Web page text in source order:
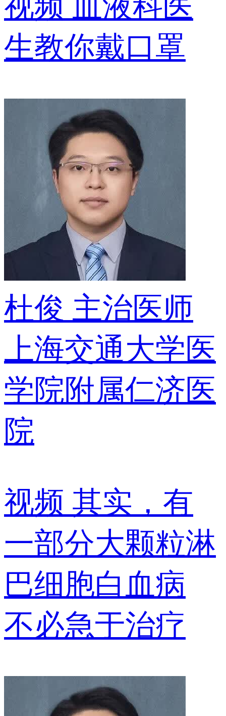
视频 血液科医
生教你戴口罩
杜俊 主治医师
上海交通大学医
学院附属仁济医
院
视频 其实，有
一部分大颗粒淋
巴细胞白血病
不必急于治疗